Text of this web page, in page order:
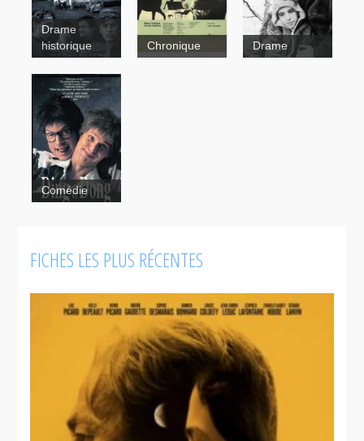
Drame
historique
Chronique Drame
Dong le film
Comédie
FICHES LES PLUS RÉCENTES